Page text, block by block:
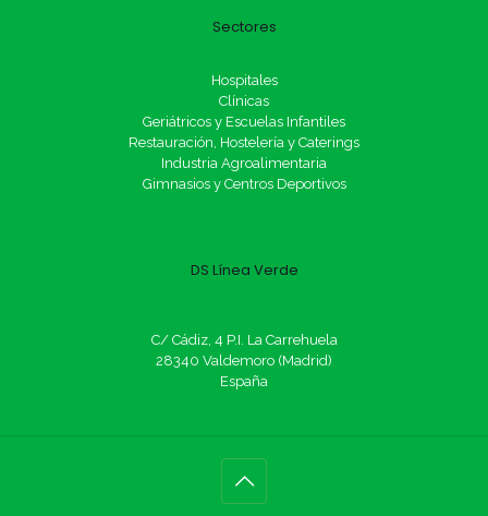
Sectores
Hospitales
Clínicas
Geriátricos y Escuelas Infantiles
Restauración, Hostelería y Caterings
Industria Agroalimentaria
Gimnasios y Centros Deportivos
DS Línea Verde
C/ Cádiz, 4 P.I. La Carrehuela
28340 Valdemoro (Madrid)
España